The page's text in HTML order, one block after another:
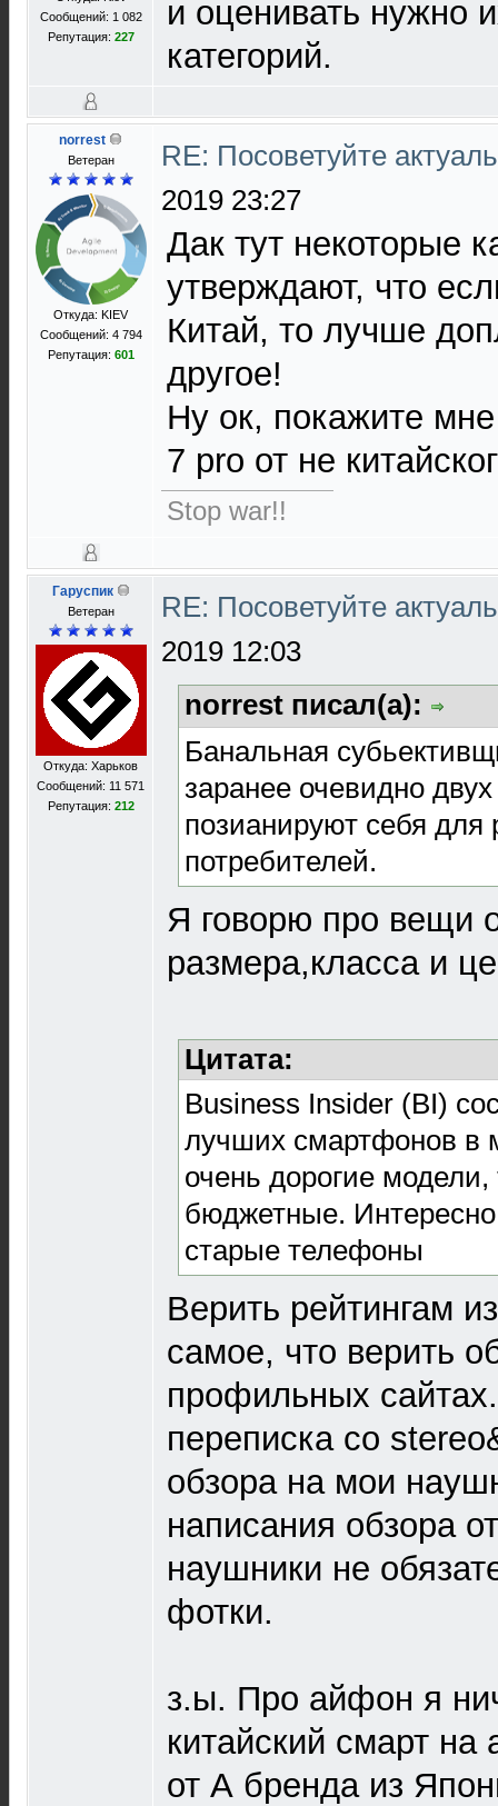
Сообщений: 1 082
Репутация: 227
и оценивать нужно
категорий.
norrest
Ветеран
Откуда: KIEV
Сообщений: 4 794
Репутация: 601
RE: Посоветуйте
2019 23:27
Дак тут некоторые
утверждают, что
Китай, то лучше
другое!
Ну ок, покажите
7 pro от не
Stop war!!
Гаруспик
Ветеран
Откуда: Харьков
Сообщений: 11 571
Репутация: 212
RE: Посоветуйте
2019 12:03
norrest писал(а):
Банальная
заранее очевидно
позианируют себя для
потребителей.
Я говорю про вещи
размера,класса и
Цитата:
Business Insider (BI)
лучших смартфонов в
очень дорогие модели,
бюджетные.
старые телефоны
Верить рейтингам
самое, что верить
профильных
переписка со
обзора на мои
написания обзора
наушники не
фотки.
з.ы. Про айфон я
китайский смарт на
от А бренда из